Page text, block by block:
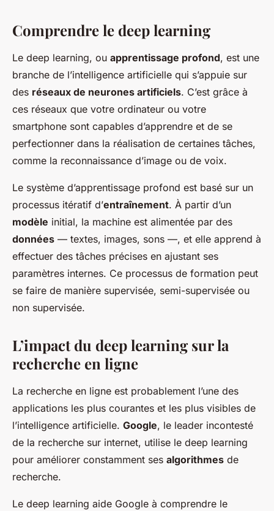
Comprendre le deep learning
Le deep learning, ou apprentissage profond, est une
branche de l’intelligence artificielle qui s’appuie sur
des réseaux de neurones artificiels. C’est grâce à
ces réseaux que votre ordinateur ou votre
smartphone sont capables d’apprendre et de se
perfectionner dans la réalisation de certaines tâches,
comme la reconnaissance d’image ou de voix.
Le système d’apprentissage profond est basé sur un
processus itératif d’entraînement. À partir d’un
modèle initial, la machine est alimentée par des
données — textes, images, sons —, et elle apprend à
effectuer des tâches précises en ajustant ses
paramètres internes. Ce processus de formation peut
se faire de manière supervisée, semi-supervisée ou
non supervisée.
L’impact du deep learning sur la
recherche en ligne
La recherche en ligne est probablement l’une des
applications les plus courantes et les plus visibles de
l’intelligence artificielle. Google, le leader incontesté
de la recherche sur internet, utilise le deep learning
pour améliorer constamment ses algorithmes de
recherche.
Le deep learning aide Google à comprendre le